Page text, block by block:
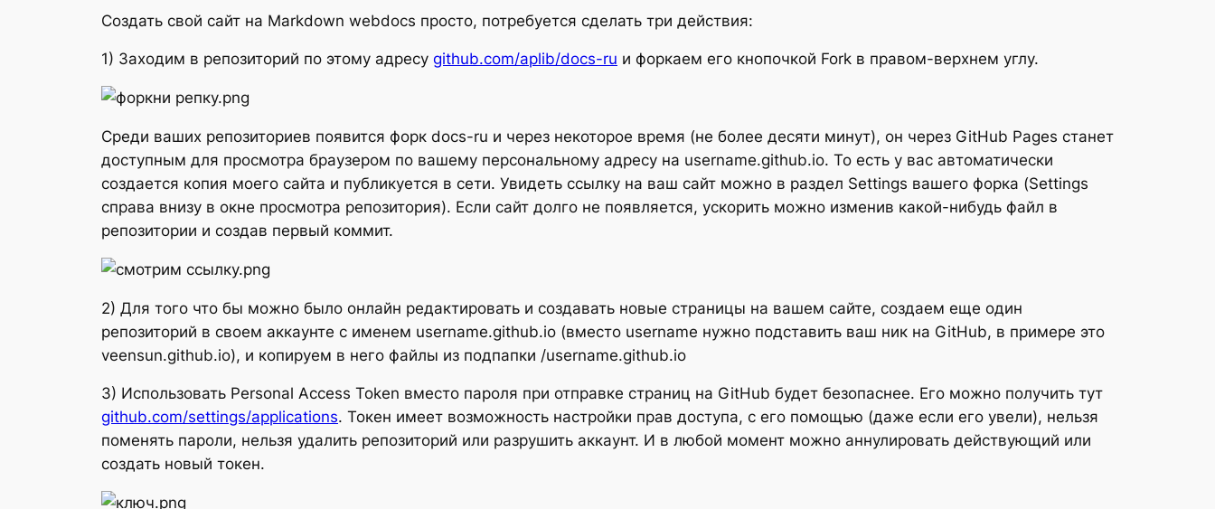
Создать свой сайт на Markdown webdocs просто, потребуется сделать три действия:
1) Заходим в репозиторий по этому адресу github.com/aplib/docs-ru и форкаем его кнопочкой Fork в правом-верхнем углу.
Среди ваших репозиториев появится форк docs-ru и через некоторое время (не более десяти минут), он через GitHub Pages станет
доступным для просмотра браузером по вашему персональному адресу на username.github.io. То есть у вас автоматически
создается копия моего сайта и публикуется в сети. Увидеть ссылку на ваш сайт можно в раздел Settings вашего форка (Settings
справа внизу в окне просмотра репозитория). Если сайт долго не появляется, ускорить можно изменив какой-нибудь файл в
репозитории и создав первый коммит.
2) Для того что бы можно было онлайн редактировать и создавать новые страницы на вашем сайте, создаем еще один
репозиторий в своем аккаунте с именем username.github.io (вместо username нужно подставить ваш ник на GitHub, в примере это
veensun.github.io), и копируем в него файлы из подпапки /username.github.io
3) Использовать Personal Access Token вместо пароля при отправке страниц на GitHub будет безопаснее. Его можно получить тут
github.com/settings/applications. Токен имеет возможность настройки прав доступа, с его помощью (даже если его увели), нельзя
поменять пароли, нельзя удалить репозиторий или разрушить аккаунт. И в любой момент можно аннулировать действующий или
создать новый токен.